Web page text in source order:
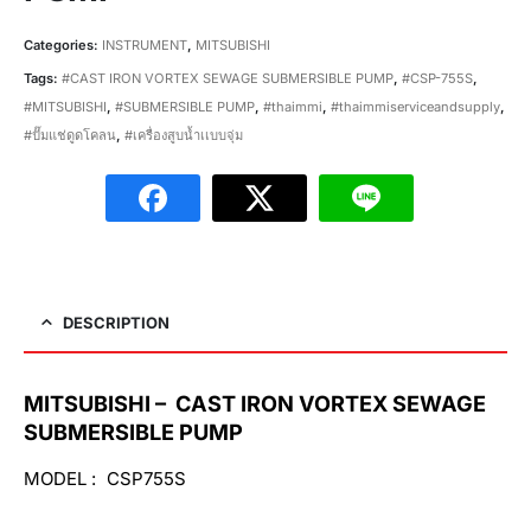
Categories: INSTRUMENT, MITSUBISHI
Tags: #CAST IRON VORTEX SEWAGE SUBMERSIBLE PUMP, #CSP-755S,
#MITSUBISHI, #SUBMERSIBLE PUMP, #thaimmi, #thaimmiserviceandsupply,
#ปั๊มแช่ดูดโคลน, #เครื่องสูบน้ำเเบบจุ่ม
DESCRIPTION
MITSUBISHI – CAST IRON VORTEX SEWAGE
SUBMERSIBLE PUMP
MODEL : CSP755S